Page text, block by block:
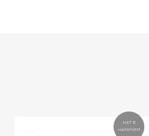
НЕТ В
НАЛИЧИИ